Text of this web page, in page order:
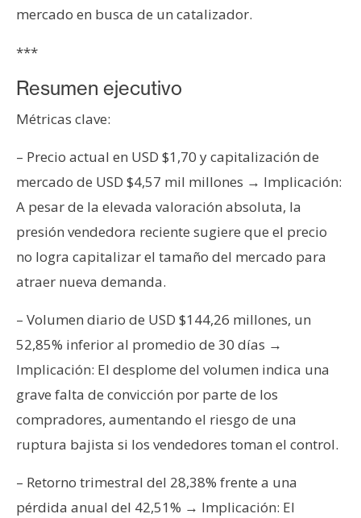
T
a
R
e
c
r
s
o
o
n
t
a
t
o
mercado en busca de un catalizador.
***
Resumen ejecutivo
Métricas clave:
– Precio actual en USD $1,70 y capitalización de
mercado de USD $4,57 mil millones → Implicación:
A pesar de la elevada valoración absoluta, la
presión vendedora reciente sugiere que el precio
no logra capitalizar el tamaño del mercado para
atraer nueva demanda.
– Volumen diario de USD $144,26 millones, un
52,85% inferior al promedio de 30 días →
Implicación: El desplome del volumen indica una
grave falta de convicción por parte de los
compradores, aumentando el riesgo de una
ruptura bajista si los vendedores toman el control.
– Retorno trimestral del 28,38% frente a una
pérdida anual del 42,51% → Implicación: El